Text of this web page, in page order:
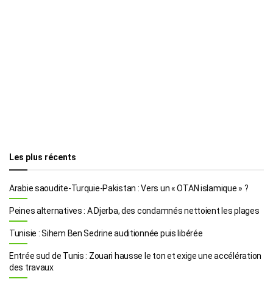
Les plus récents
Arabie saoudite-Turquie-Pakistan : Vers un « OTAN islamique » ?
Peines alternatives : A Djerba, des condamnés nettoient les plages
Tunisie : Sihem Ben Sedrine auditionnée puis libérée
Entrée sud de Tunis : Zouari hausse le ton et exige une accélération
des travaux